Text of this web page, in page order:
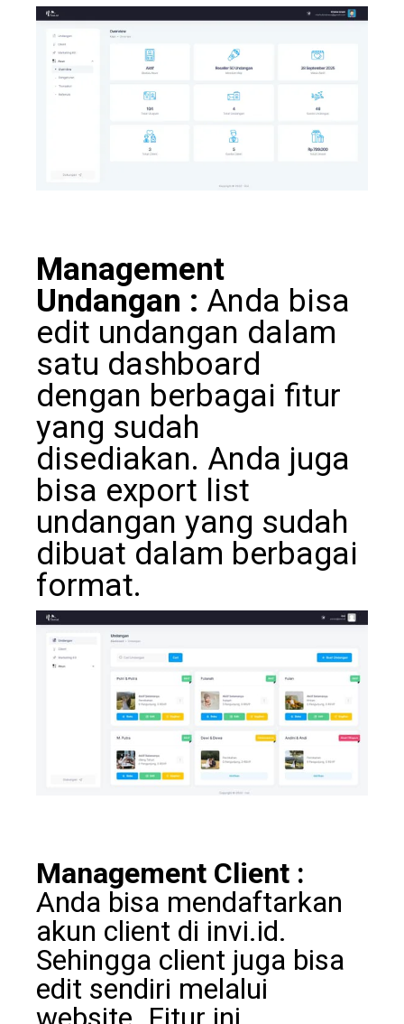
Management
Undangan : Anda bisa
edit undangan dalam
satu dashboard
dengan berbagai fitur
yang sudah
disediakan. Anda juga
bisa export list
undangan yang sudah
dibuat dalam berbagai
format.
Management Client :
Anda bisa mendaftarkan
akun client di invi.id.
Sehingga client juga bisa
edit sendiri melalui